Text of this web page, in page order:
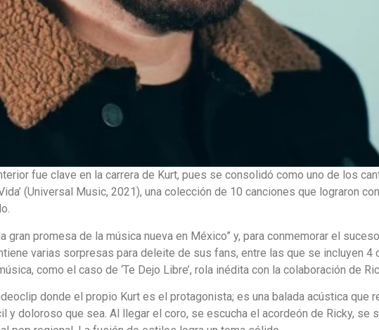
fue clave en la carrera de Kurt, pues se consolidó como uno de los
(Universal Music, 2021), una colección de 10 canciones que lograron
gran promesa de la música nueva en México” y, para conmemorar el
varias sorpresas para deleite de sus fans, entre las que se incluyen 4
como el caso de ‘Te Dejo Libre’, rola inédita con la colaboración de
donde el propio Kurt es el protagonista; es una balada acústica que
doloroso que sea. Al llegar el coro, se escucha el acordeón de Ricky, se